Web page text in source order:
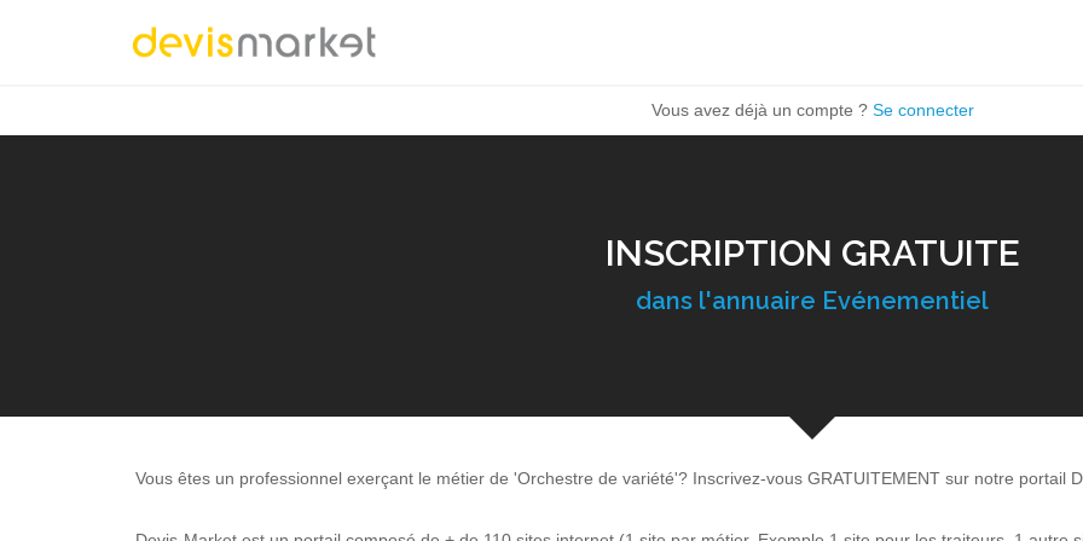
Vous avez déjà un compte ? Se connecter
INSCRIPTION GRATUITE
dans l'annuaire Evénementiel
Vous êtes un professionnel exerçant le métier de 'Orchestre de variété'? Inscrivez-vous GRATUITEMENT sur notre portail